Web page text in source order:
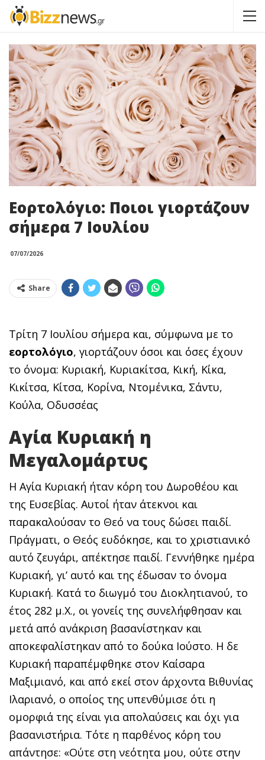
Εορτολόγιο: Ποιοι γιορτάζουν
σήμερα 7 Ιουλίου
07/07/2026
Share
Τρίτη 7 Ιουλίου σήμερα και, σύμφωνα με το
εορτολόγιο, γιορτάζουν όσοι και όσες έχουν
το όνομα: Κυριακή, Κυριακίτσα, Κική, Κίκα,
Κικίτσα, Κίτσα, Κορίνα, Ντομένικα, Σάντυ,
Κούλα, Οδυσσέας
Αγία Κυριακή η
Μεγαλομάρτυς
Η Αγία Κυριακή ήταν κόρη του Δωροθέου και
της Ευσεβίας. Αυτοί ήταν άτεκνοι και
παρακαλούσαν το Θεό να τους δώσει παιδί.
Πράγματι, ο Θεός ευδόκησε, και το χριστιανικό
αυτό ζευγάρι, απέκτησε παιδί. Γεννήθηκε ημέρα
Κυριακή, γι’ αυτό και της έδωσαν το όνομα
Κυριακή. Κατά το διωγμό του Διοκλητιανού, το
έτος 282 μ.Χ., οι γονείς της συνελήφθησαν και
μετά από ανάκριση βασανίστηκαν και
αποκεφαλίστηκαν από το δούκα Ιούστο. Η δε
Κυριακή παραπέμφθηκε στον Καίσαρα
Μαξιμιανό, και από εκεί στον άρχοντα Βιθυνίας
Ιλαριανό, ο οποίος της υπενθύμισε ότι η
ομορφιά της είναι για απολαύσεις και όχι για
βασανιστήρια. Τότε η παρθένος κόρη του
απάντησε: «Ούτε στη νεότητα μου, ούτε στην